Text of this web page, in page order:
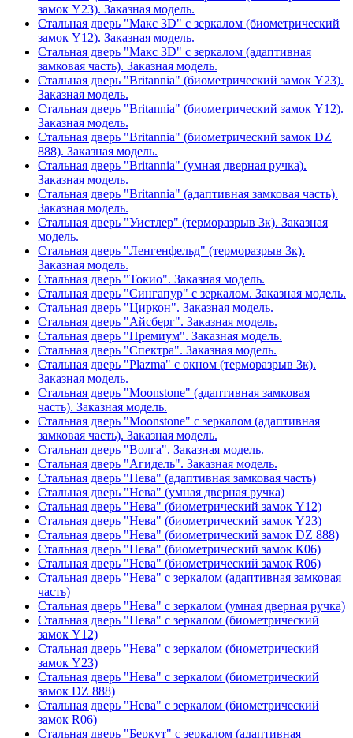
замок Y23). Заказная модель.
Стальная дверь "Макс 3D" с зеркалом (биометрический
замок Y12). Заказная модель.
Стальная дверь "Макс 3D" с зеркалом (адаптивная
замковая часть). Заказная модель.
Стальная дверь "Britannia" (биометрический замок Y23).
Заказная модель.
Стальная дверь "Britannia" (биометрический замок Y12).
Заказная модель.
Стальная дверь "Britannia" (биометрический замок DZ
888). Заказная модель.
Стальная дверь "Britannia" (умная дверная ручка).
Заказная модель.
Стальная дверь "Britannia" (адаптивная замковая часть).
Заказная модель.
Стальная дверь "Уистлер" (терморазрыв 3к). Заказная
модель.
Стальная дверь "Ленгенфельд" (терморазрыв 3к).
Заказная модель.
Стальная дверь "Токио". Заказная модель.
Стальная дверь "Сингапур" с зеркалом. Заказная модель.
Стальная дверь "Циркон". Заказная модель.
Стальная дверь "Айсберг". Заказная модель.
Стальная дверь "Премиум". Заказная модель.
Стальная дверь "Спектра". Заказная модель.
Стальная дверь "Plazma" с окном (терморазрыв 3к).
Заказная модель.
Стальная дверь "Moonstone" (адаптивная замковая
часть). Заказная модель.
Стальная дверь "Moonstone" с зеркалом (адаптивная
замковая часть). Заказная модель.
Стальная дверь "Волга". Заказная модель.
Стальная дверь "Агидель". Заказная модель.
Стальная дверь "Нева" (адаптивная замковая часть)
Стальная дверь "Нева" (умная дверная ручка)
Стальная дверь "Нева" (биометрический замок Y12)
Стальная дверь "Нева" (биометрический замок Y23)
Стальная дверь "Нева" (биометрический замок DZ 888)
Стальная дверь "Нева" (биометрический замок К06)
Стальная дверь "Нева" (биометрический замок R06)
Стальная дверь "Нева" с зеркалом (адаптивная замковая
часть)
Стальная дверь "Нева" с зеркалом (умная дверная ручка)
Стальная дверь "Нева" с зеркалом (биометрический
замок Y12)
Стальная дверь "Нева" с зеркалом (биометрический
замок Y23)
Стальная дверь "Нева" с зеркалом (биометрический
замок DZ 888)
Стальная дверь "Нева" с зеркалом (биометрический
замок R06)
Стальная дверь "Беркут" с зеркалом (адаптивная